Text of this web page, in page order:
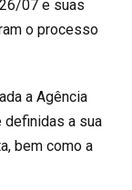
07 e suas
o processo
a Agência
definidas a sua
bem como a